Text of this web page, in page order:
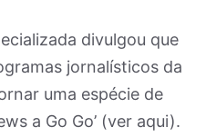
divulgou que
jornalísticos da
uma espécie de
a Go Go’ (ver aqui).